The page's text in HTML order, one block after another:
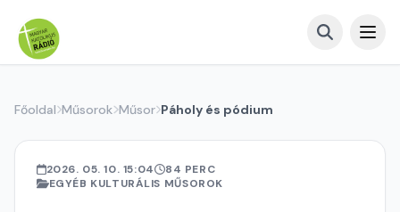
Főoldal Műsorok Műsor Páholy és pódium
2026. 05. 10. 15:04
84 PERC
EGYÉB KULTURÁLIS MŰSOROK